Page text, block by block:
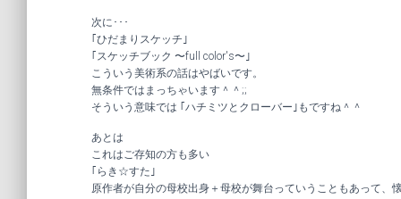
次に･･･
｢ひだまりスケッチ｣
｢スケッチブック 〜full color's〜｣
こういう美術系の話はやばいです。
無条件ではまっちゃいます＾＾;;
そういう意味では ｢ハチミツとクローバー｣もですね＾＾
あとは
これはご存知の方も多い
｢らき☆すた｣
原作者が自分の母校出身＋母校が舞台っていうこともあって、